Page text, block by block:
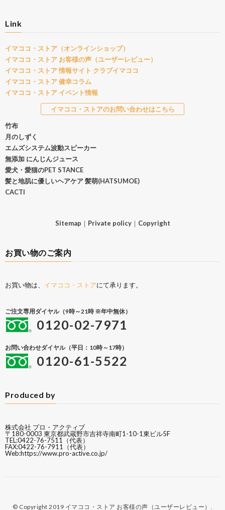
Link
イマココ・ストア（オンラインショップ）
イマココ・ストア お客様の声（ユーザーレビュー）
イマココ・ストア 情報サイト クラブイマココ
イマココ・ストア 健幸コラム
イマココ・ストア イベント情報
イマココ・ストアのお問い合わせはこちら
竹布
月のしずく
エムズシステム波動スピーカー
無添加 にんじんジュース
愛犬・愛猫のPET STANCE
髪と地肌に優しいヘアケア 髪萌(HATSUMOE)
CACTI
Sitemap ｜ Private policy｜ Copyright
お買い物のご案内
お買い物は、 イマココ・ストアにて承ります。
ご注文専用ダイヤル（9時～21時 ※年中無休）
0120-02-7971
お問い合わせダイヤル（平日：10時～17時）
0120-61-5522
Produced by
株式会社 プロ・アクティブ
〒180-0003 東京都武蔵野市吉祥寺南町1-10-1東ビル5F
TEL:0422-76-7511（代表）
FAX:0422-76-7911（代表）
Web:https://www.pro-active.co.jp/
© Copyright 2019 イマココ・ストア お客様の声（ユーザーレビュー）